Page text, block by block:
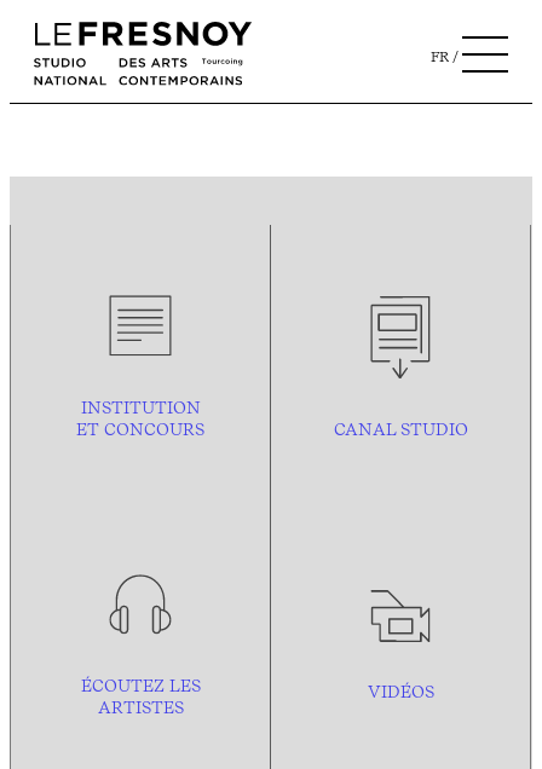
FR
INSTITUTION
ET CONCOURS
CANAL STUDIO
ÉCOUTEZ LES
ARTISTES
VIDÉOS